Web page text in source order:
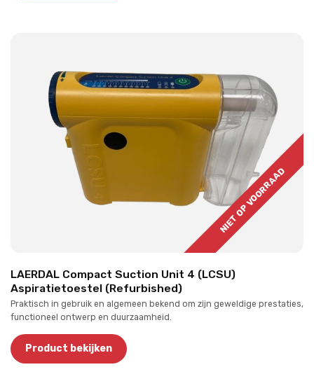
NIET OP VOORRAAD
LAERDAL Compact Suction Unit 4 (LCSU)
Aspiratietoestel (Refurbished)
Praktisch in gebruik en algemeen bekend om zijn geweldige prestaties,
functioneel ontwerp en duurzaamheid.
Product bekijken